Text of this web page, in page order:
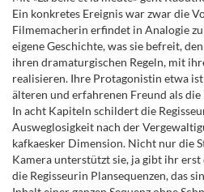
Ein konkretes Ereignis war zwar die
Filmemacherin erfindet in Analogie
eigene Geschichte, was sie befreit,
ihren dramaturgischen Regeln, mit
realisieren. Ihre Protagonistin etwa
älteren und erfahrenen Freund als
In acht Kapiteln schildert die
Ausweglosigkeit nach der
kafkaesker Dimension. Nicht nur die
Kamera unterstützt sie, ja gibt ihr
die Regisseurin Plansequenzen, das